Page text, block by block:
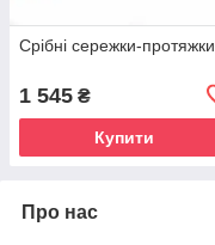
Срібні сережки-протяжки
1 545 ₴
Купити
Про нас